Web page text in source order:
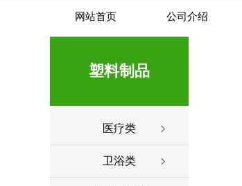
网站首页 公司介绍
塑料制品
医疗类
卫浴类